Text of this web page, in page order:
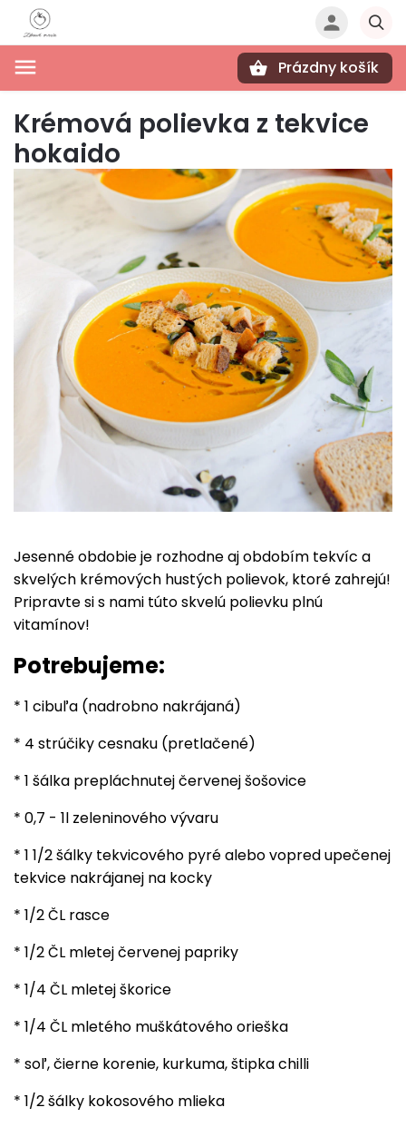
Prázdny košík
Krémová polievka z tekvice
hokaido
Jesenné obdobie je rozhodne aj obdobím tekvíc a
skvelých krémových hustých polievok, ktoré zahrejú!
Pripravte si s nami túto skvelú polievku plnú
vitamínov!
Potrebujeme:
* 1 cibuľa (nadrobno nakrájaná)
* 4 strúčiky cesnaku (pretlačené)
* 1 šálka prepláchnutejčervenej šošovice
* 0,7 - 1l zeleninového vývaru
* 1 1/2 šálky tekvicového pyré alebo vopred upečenej
tekvice nakrájanej na kocky
* 1/2 ČL rasce
* 1/2 ČL mletej červenej papriky
* 1/4 ČL mletej škorice
* 1/4 ČL mletého muškátového orieška
* soľ,čierne korenie, kurkuma,štipka chilli
* 1/2 šálky kokosového mlieka